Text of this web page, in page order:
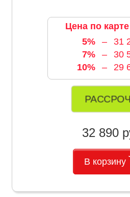
Цена по
5%
–
31
7%
–
30
10%
– 29
32 890
В корзину